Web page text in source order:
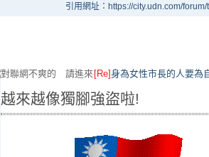
引用網址：https://city.udn.com/
對聯網不爽的 請進來 [Re]身為女性市長的人要為
越來越像獨腳強盜啦!